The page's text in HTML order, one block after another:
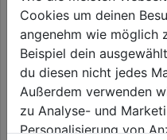
Cookies um deinen
angenehm wie möglich
Beispiel dein
du diesen nicht jedes
Außerdem verwenden
zu Analyse- und
Personalisierung von